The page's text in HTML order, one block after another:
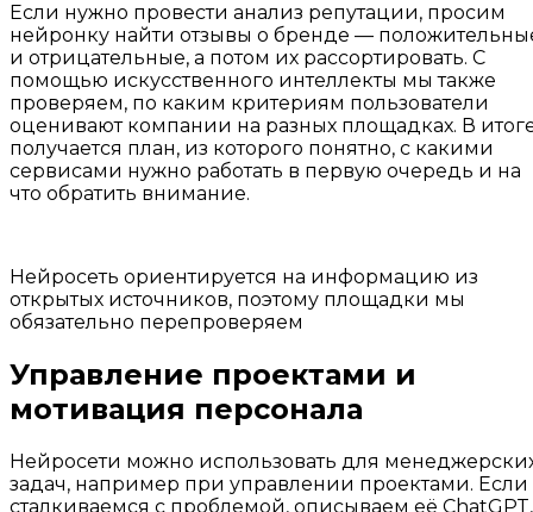
Если нужно провести анализ репутации, просим
нейронку найти отзывы о бренде —
и отрицательные, а потом их рассортировать. С
помощью искусственного интеллекты мы также
проверяем, по каким критериям пользователи
оценивают компании на разных площадках. В
получается план, из которого понятно, с какими
сервисами нужно работать в первую очередь и на
что обратить внимание.
Нейросеть ориентируется на информацию из
открытых источников, поэтому площадки мы
обязательно перепроверяем
Управление проектами и
мотивация персонала
Нейросети можно использовать для
задач, например при управлении проектами. Если
сталкиваемся с проблемой, описываем её ChatGPT,